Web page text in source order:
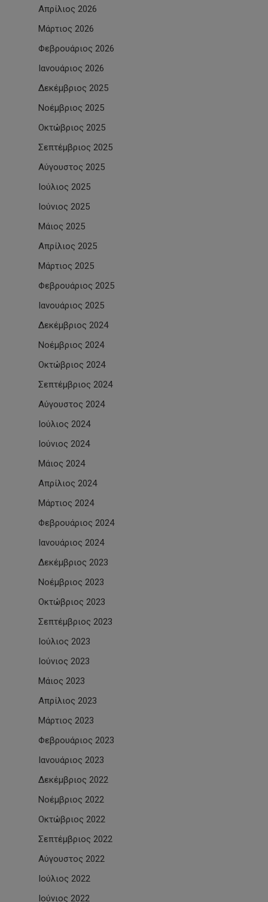
Απρίλιος 2026
Μάρτιος 2026
Φεβρουάριος 2026
Ιανουάριος 2026
Δεκέμβριος 2025
Νοέμβριος 2025
Οκτώβριος 2025
Σεπτέμβριος 2025
Αύγουστος 2025
Ιούλιος 2025
Ιούνιος 2025
Μάιος 2025
Απρίλιος 2025
Μάρτιος 2025
Φεβρουάριος 2025
Ιανουάριος 2025
Δεκέμβριος 2024
Νοέμβριος 2024
Οκτώβριος 2024
Σεπτέμβριος 2024
Αύγουστος 2024
Ιούλιος 2024
Ιούνιος 2024
Μάιος 2024
Απρίλιος 2024
Μάρτιος 2024
Φεβρουάριος 2024
Ιανουάριος 2024
Δεκέμβριος 2023
Νοέμβριος 2023
Οκτώβριος 2023
Σεπτέμβριος 2023
Ιούλιος 2023
Ιούνιος 2023
Μάιος 2023
Απρίλιος 2023
Μάρτιος 2023
Φεβρουάριος 2023
Ιανουάριος 2023
Δεκέμβριος 2022
Νοέμβριος 2022
Οκτώβριος 2022
Σεπτέμβριος 2022
Αύγουστος 2022
Ιούλιος 2022
Ιούνιος 2022